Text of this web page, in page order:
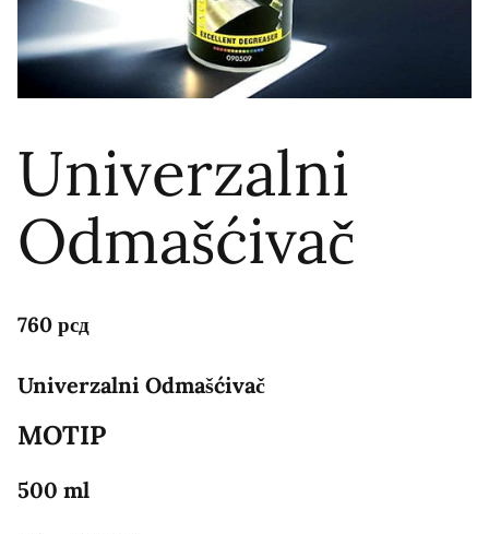
Univerzalni
Odmašćivač
760 рсд
Univerzalni Odmašćivač
MOTIP
500 ml